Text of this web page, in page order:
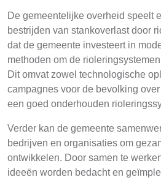
De gemeentelijke overheid speelt
bestrijden van stankoverlast door
dat de gemeente investeert in
methoden om de
Dit omvat zowel technologische
campagnes voor de bevolking
een goed onderhouden
Verder kan de gemeente
bedrijven en organisaties om
ontwikkelen. Door samen te
ideeën worden bedacht en